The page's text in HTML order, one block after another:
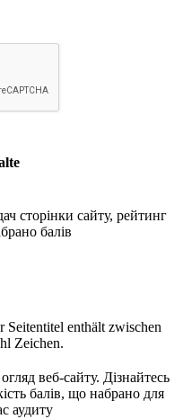
сторінки сайту, рейтинг
балів
Seitentitel enthält zwischen
Zeichen.
веб-сайту. Дізнайтесь
балів, що набрано для
аудиту